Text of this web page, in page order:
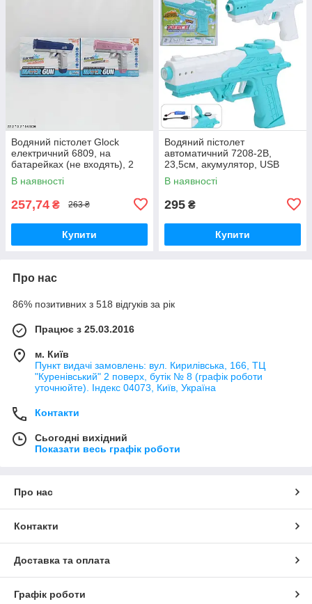
Водяний пістолет Glock
електричний 6809, на
батарейках (не входять), 2
кольори
В наявності
257,74 ₴ 263 ₴
Купити
Водяний пістолет
автоматичний 7208-2B,
23,5см, акумулятор, USB
зарядне
В наявності
295 ₴
Купити
Про нас
86% позитивних з 518 відгуків за рік
Працює з 25.03.2016
м. Київ
Пункт видачі замовлень: вул. Кирилівська, 166, ТЦ
"Куренівський" 2 поверх, бутік № 8 (графік роботи
уточнюйте). Індекс 04073, Київ, Україна
Контакти
Сьогодні вихідний
Показати весь графік роботи
Про нас
Контакти
Доставка та оплата
Графік роботи